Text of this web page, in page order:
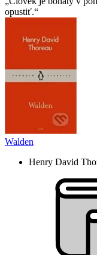
opustiť.
Walden
Henry David